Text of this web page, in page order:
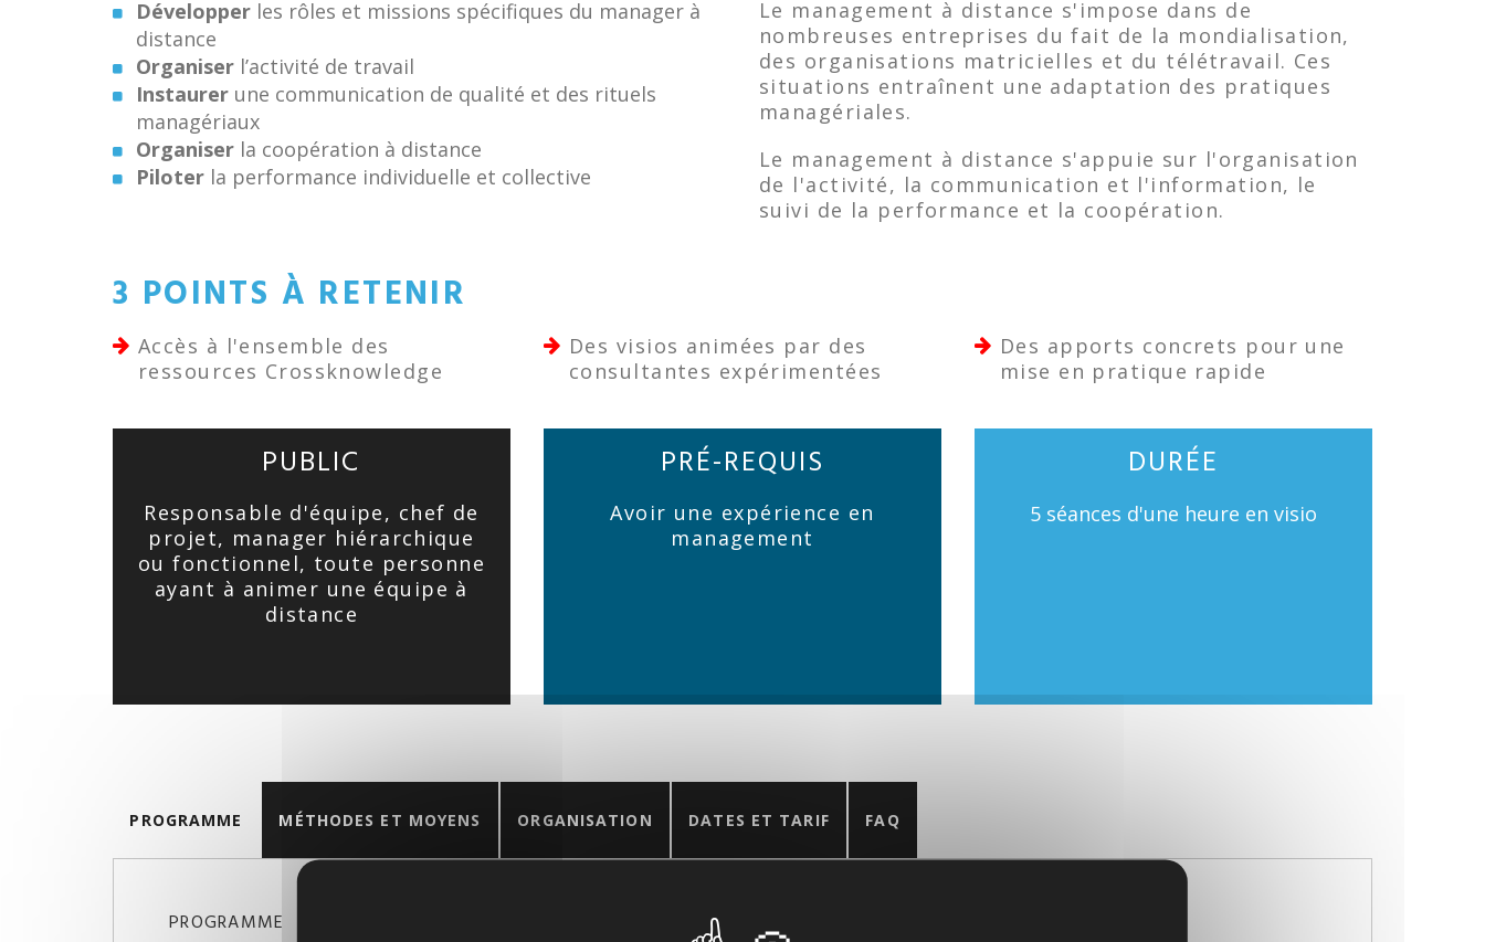
Développer les rôles et missions spécifiques du manager à
distance
Organiser l’activité de travail
Instaurer une communication de qualité et des rituels
managériaux
Organiser la coopération à distance
Piloter la performance individuelle et collective
Le management à distance s'impose dans de
nombreuses entreprises du fait de la mondialisation,
des organisations matricielles et du télétravail. Ces
situations entraînent une adaptation des pratiques
managériales.
Le management à distance s'appuie sur l'organisation
de l'activité, la communication et l'information, le
suivi de la performance et la coopération.
3 POINTS À RETENIR
Accès à l'ensemble des
ressources Crossknowledge
Des visios animées par des
consultantes expérimentées
Des apports concrets pour une
mise en pratique rapide
PUBLIC
Responsable d'équipe, chef de
projet, manager hiérarchique
ou fonctionnel, toute personne
ayant à animer une équipe à
distance
PRÉ-REQUIS
Avoir une expérience en
management
DURÉE
5 séances d'une heure en visio
PROGRAMME MÉTHODES ET MOYENS ORGANISATION DATES ET TARIF FAQ
PROGRAMME